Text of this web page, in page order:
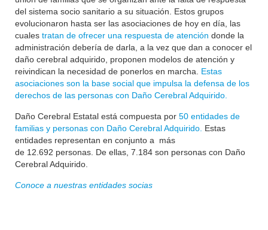
del sistema socio sanitario a su situación. Estos grupos
evolucionaron hasta ser las asociaciones de hoy en día, las
cuales tratan de ofrecer una respuesta de atención donde la
administración debería de darla, a la vez que dan a conocer el
daño cerebral adquirido, proponen modelos de atención y
reivindican la necesidad de ponerlos en marcha. Estas
asociaciones son la base social que impulsa la defensa de los
derechos de las personas con Daño Cerebral Adquirido.
Daño Cerebral Estatal está compuesta por 50 entidades de
familias y personas con Daño Cerebral Adquirido. Estas
entidades representan en conjunto a más
de 12.692 personas. De ellas, 7.184 son personas con Daño
Cerebral Adquirido.
Conoce a nuestras entidades socias